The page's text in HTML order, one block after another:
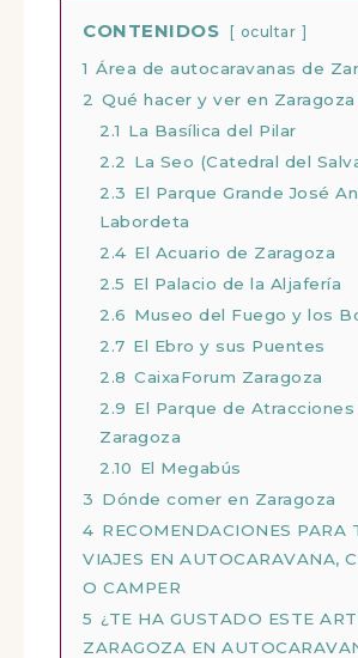
CONTENIDOS ocultar
1 Área de autocaravanas de
2 Qué hacer y ver en
2.1 La Basílica del Pilar
2.2
La Seo (Catedral del
2.3 El Parque Grande José
Labordeta
2.4 El Acuario de Zaragoza
2.5 El Palacio de la Aljafería
2.6 Museo del Fuego y los
2.7 El Ebro y sus Puentes
2.8 CaixaForum Zaragoza
2.9 El Parque de Atracciones
Zaragoza
2.10 El Megabús
3 Dónde comer en Zaragoza
4 RECOMENDACIONES PARA
VIAJES EN AUTOCARAVANA,
O CAMPER
5 ¿TE HA GUSTADO ESTE
ZARAGOZA EN